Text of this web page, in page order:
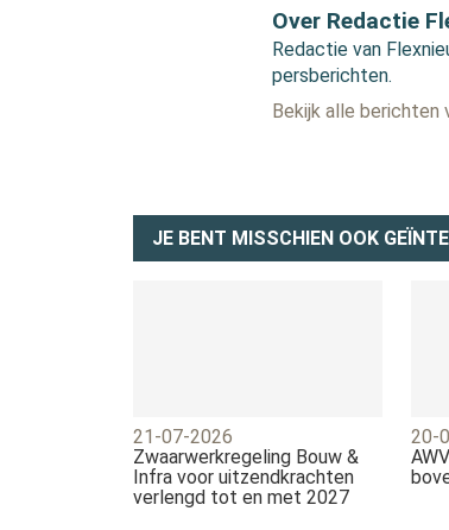
Over Redactie
Redactie van
persberichten.
Bekijk alle berichten
JE BENT MISSCHIEN OOK
21-07-2026
Zwaarwerkregeling Bouw &
Infra voor uitzendkrachten
verlengd tot en met 2027
20-